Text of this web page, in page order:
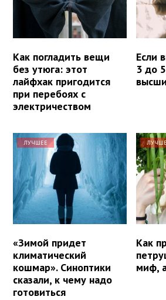
Как погладить вещи
без утюга: этот
лайфхак пригодится
при перебоях с
электричеством
Если
3 до
ЛУЧШЕЕ
«Зимой придет
климатический
кошмар». Синоптики
сказали, к чему надо
готовиться
Как
миф,